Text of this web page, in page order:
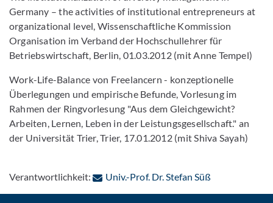
Germany – the activities of institutional entrepreneurs at
organizational level, Wissenschaftliche Kommission
Organisation im Verband der Hochschullehrer für
Betriebswirtschaft, Berlin, 01.03.2012 (mit Anne Tempel)
Work-Life-Balance von Freelancern - konzeptionelle
Überlegungen und empirische Befunde, Vorlesung im
Rahmen der Ringvorlesung "Aus dem Gleichgewicht?
Arbeiten, Lernen, Leben in der Leistungsgesellschaft." an
der Universität Trier, Trier, 17.01.2012 (mit Shiva Sayah)
Verantwortlichkeit: Univ.-Prof. Dr. Stefan Süß: Per E-Mail